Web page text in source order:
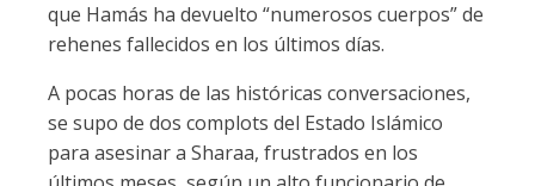
que Hamás ha devuelto “numerosos cuerpos” de
rehenes fallecidos en los últimos días.
A pocas horas de las históricas conversaciones,
se supo de dos complots del Estado Islámico
para asesinar a Sharaa, frustrados en los